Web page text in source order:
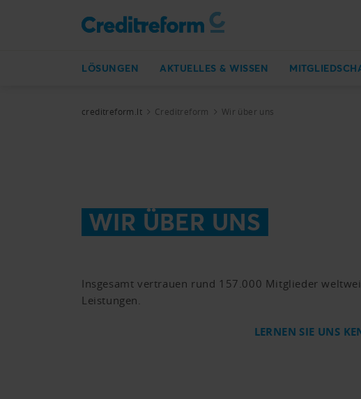
LÖSUNGEN AKTUELLES & WISSEN
creditreform.lt Creditreform Wir über uns
WIR ÜBER UNS
Insgesamt vertrauen rund 157.000 Mitglieder
Leistungen.
LERNEN SIE UNS